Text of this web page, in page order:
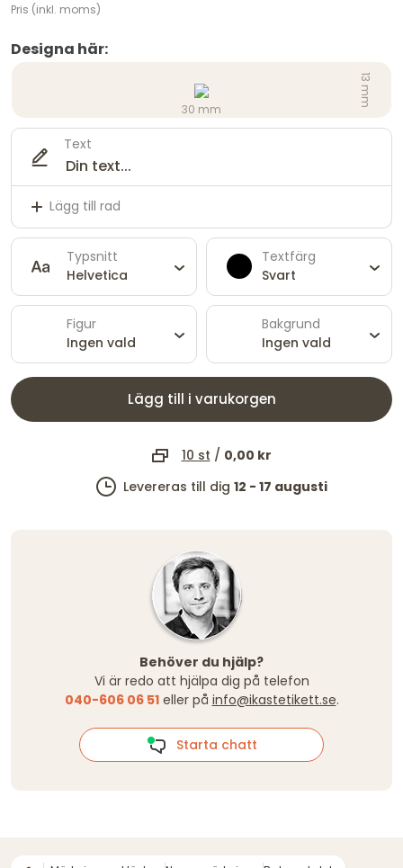
Pris (inkl. moms)
Designa här:
13 mm
30 mm
Text
Lägg till rad
Typsnitt
Helvetica
Textfärg
Svart
Figur
Ingen vald
Bakgrund
Ingen vald
Lägg till i varukorgen
10 st / 0,00 kr
Levereras till dig 12 - 17 augusti
Behöver du hjälp?
Vi är redo att hjälpa dig på telefon
040-606 06 51eller på info@ikastetikett.se.
Starta chatt